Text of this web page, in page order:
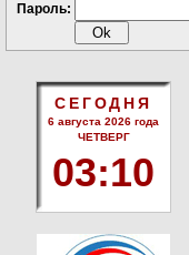
Пароль:
СЕГОДНЯ
6 августа 2026 года
ЧЕТВЕРГ
03:10